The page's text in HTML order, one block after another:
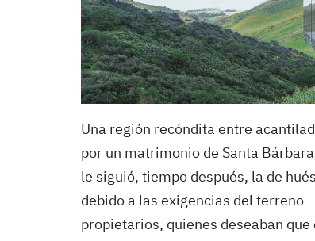
Una región recóndita entre
por un matrimonio de Santa
le siguió, tiempo después, la de
debido a las exigencias del terreno
propietarios, quienes deseaban